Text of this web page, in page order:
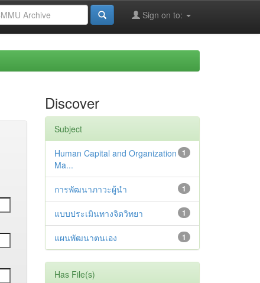
Sign on to:
Discover
Subject
1
Human Capital and Organization
Ma...
1
การพัฒนาภาวะผู้นำ
1
แบบประเมินทางจิตวิทยา
1
แผนพัฒนาตนเอง
Has File(s)